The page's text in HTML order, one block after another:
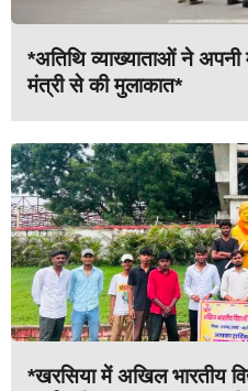
*अतिथि व्याख्याताओं ने अपनी
मंत्री से की मुलाकात*
*खरसिया में अखिल भारतीय